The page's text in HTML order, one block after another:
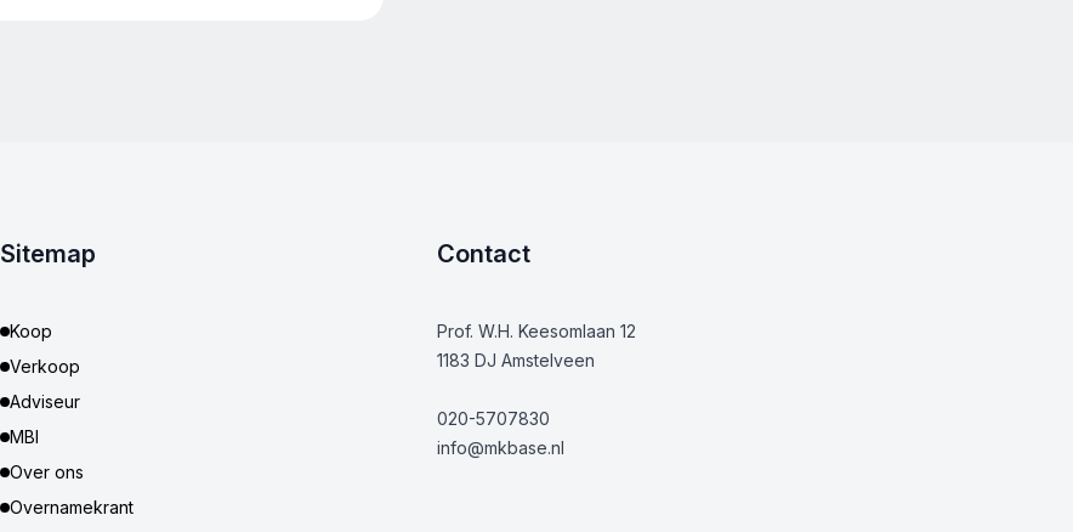
Sitemap
Koop
Verkoop
Adviseur
MBI
Over ons
Overnamekrant
Contact
Prof. W.H. Keesomlaan 12
1183 DJ Amstelveen
020-5707830
info@mkbase.nl